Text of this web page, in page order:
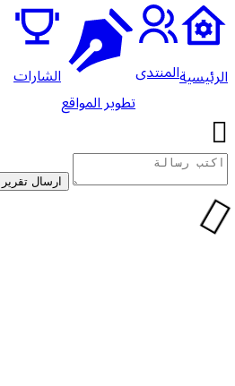
الرئيسيةالمنتدى
تطوير المواقع
الشارات